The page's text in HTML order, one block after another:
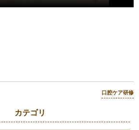
口腔ケア研修
カテゴリ